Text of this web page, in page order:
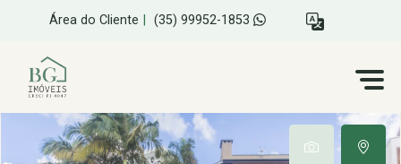
Área do Cliente (35) 99952-1853